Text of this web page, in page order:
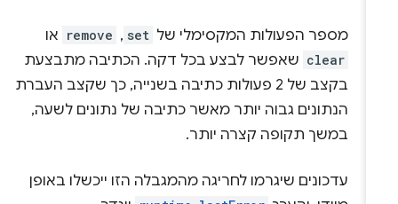
מספר הפעולות המקסימלי של set
,
remove או
clear שאפשר לבצע בכל דקה. הכתיבה מתבצעת
בקצב של 2 פעולות כתיבה בשנייה, כך שקצב העברת
הנתונים גבוה יותר מאשר כתיבה של נתונים לשעה,
במשך תקופה קצרה יותר.
עדכונים שיגרמו לחריגה מהמגבלה הזו ייכשלו באופן